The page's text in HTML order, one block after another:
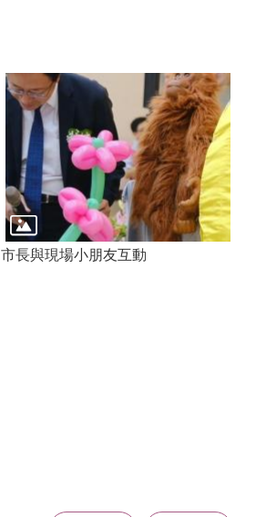
市長與現場小朋友互動